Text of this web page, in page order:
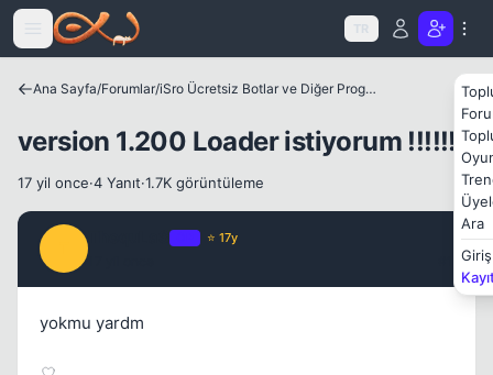
Icerige atla
TR
Ara
Giriş
Ana Sayfa/Forumlar/ iSro Ücretsiz Botlar ve Diğer Programlar
version 1.200 Loader istiyorum !!!!!!!!
17 yil once·4 Yanıt·1.7K görüntüleme
⭐ 17y
yokmu yardm
Kapat